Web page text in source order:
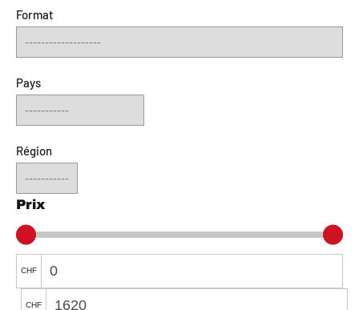
Format
Pays
Région
Prix
CHF
CHF